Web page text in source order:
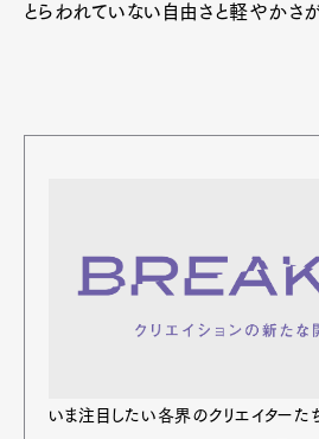
とらわれていない自由さと軽やかさが
いま注⽬したい各界のクリエイターた